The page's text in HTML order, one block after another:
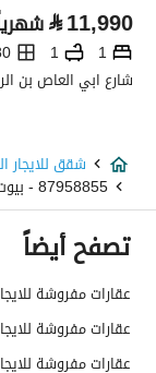
نوع الإعلان
استخدام العقار
السعر
المساحة
خدمات العقار
⃁11,990
1
1
شقق
87958855 - بيوت
تصفح أيضاً
عقارات مفروشة
عقارات مفروشة
عقارات مفروشة